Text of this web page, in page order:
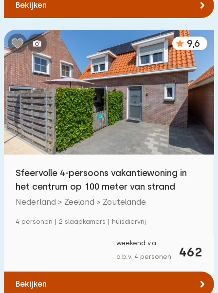
Bekijken
9,6
Sfeervolle 4-persoons vakantiewoning in
het centrum op 100 meter van strand
Nederland > Zeeland > Zoutelande
4 personen | 2 slaapkamers | huisdiervrij
462
weekend v.a.
o.b.v. 4 personen
Bekijken